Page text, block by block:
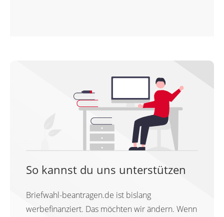
So kannst du uns unterstützen
Briefwahl-beantragen.de ist bislang
werbefinanziert. Das möchten wir ändern. Wenn